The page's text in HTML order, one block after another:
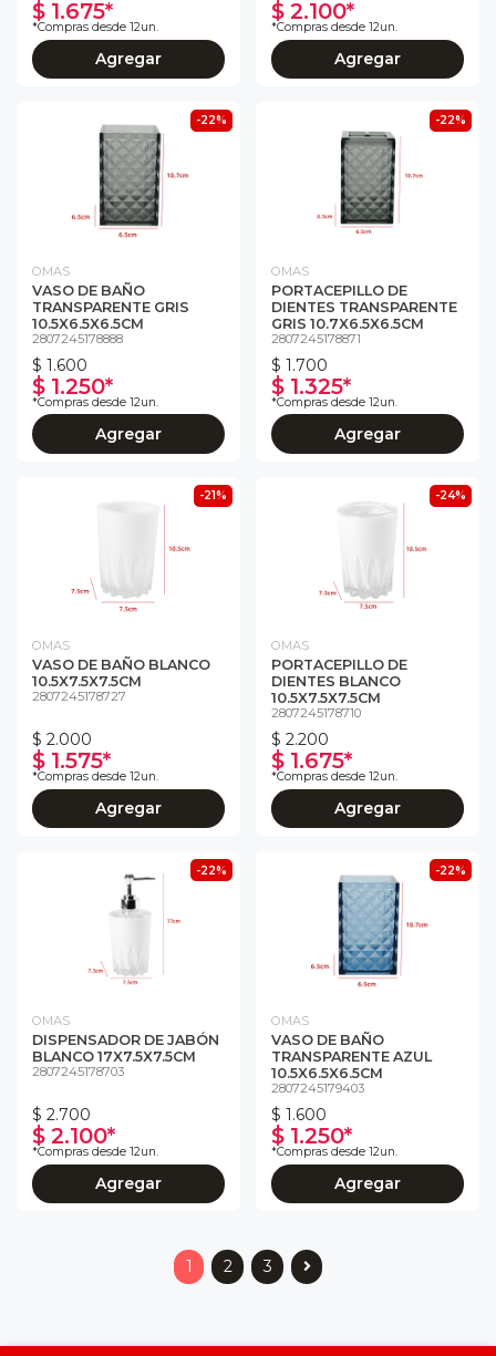
$ 1.675*
*Compras desde 12un.
Agregar
$ 2.100*
*Compras desde 12un.
Agregar
-22%
OMAS
VASO DE BAÑO
TRANSPARENTE GRIS
10.5X6.5X6.5CM
2807245178888
$ 1.600
$ 1.250*
*Compras desde 12un.
Agregar
-22%
OMAS
PORTACEPILLO DE
DIENTES TRANSPARENTE
GRIS 10.7X6.5X6.5CM
2807245178871
$ 1.700
$ 1.325*
*Compras desde 12un.
Agregar
-21%
OMAS
VASO DE BAÑO BLANCO
10.5X7.5X7.5CM
2807245178727
$ 2.000
$ 1.575*
*Compras desde 12un.
Agregar
-24%
OMAS
PORTACEPILLO DE
DIENTES BLANCO
10.5X7.5X7.5CM
2807245178710
$ 2.200
$ 1.675*
*Compras desde 12un.
Agregar
-22%
OMAS
DISPENSADOR DE JABÓN
BLANCO 17X7.5X7.5CM
2807245178703
$ 2.700
$ 2.100*
*Compras desde 12un.
Agregar
-22%
OMAS
VASO DE BAÑO
TRANSPARENTE AZUL
10.5X6.5X6.5CM
2807245179403
$ 1.600
$ 1.250*
*Compras desde 12un.
Agregar
1 2 3